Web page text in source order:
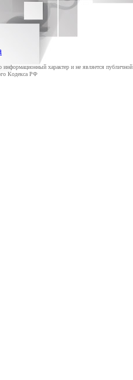
информационный характер и не является
Кодекса РФ